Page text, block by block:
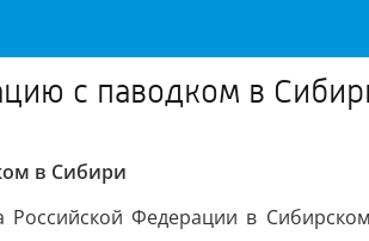
с паводком в
в Сибири
Российской Федерации в